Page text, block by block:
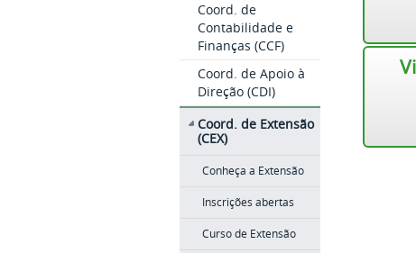
Coord. de
Contabilidade e
Finanças (CCF)
Coord. de Apoio à
Direção (CDI)
Coord. de Extensão
(CEX)
Conheça a Extensão
Inscrições abertas
Curso de Extensão